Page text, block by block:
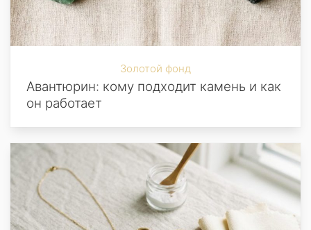
Золотой фонд
Авантюрин: кому подходит камень и как
он работает